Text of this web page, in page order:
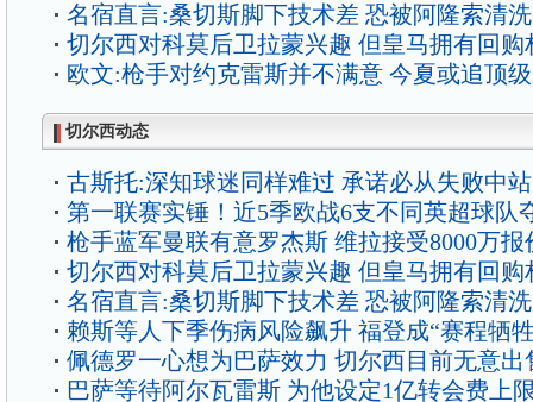
名宿直言:桑切斯脚下技术差 恐被阿隆索清洗
切尔西对科莫后卫拉蒙兴趣 但皇马拥有回购
欧文:枪手对约克雷斯并不满意 今夏或追顶
切尔西动态
古斯托:深知球迷同样难过 承诺必从失败中
第一联赛实锤！近5季欧战6支不同英超球队
枪手蓝军曼联有意罗杰斯 维拉接受8000万报
切尔西对科莫后卫拉蒙兴趣 但皇马拥有回购
名宿直言:桑切斯脚下技术差 恐被阿隆索清洗
赖斯等人下季伤病风险飙升 福登成“赛程牺
佩德罗一心想为巴萨效力 切尔西目前无意出
巴萨等待阿尔瓦雷斯 为他设定1亿转会费上